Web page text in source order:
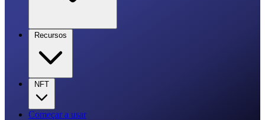
Recursos
NFT
Começar a usar